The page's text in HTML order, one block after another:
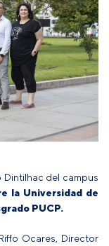
Dintilhac del campus
la Universidad de
PUCP.
Ocares, Director